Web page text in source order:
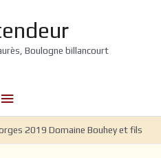
Boulogne billancourt
Menu
2019 Domaine Bouhey et fils